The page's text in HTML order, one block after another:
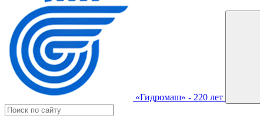
«Гидромаш» - 220 лет